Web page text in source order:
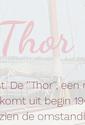
De ''Thor'',
uit begin
de